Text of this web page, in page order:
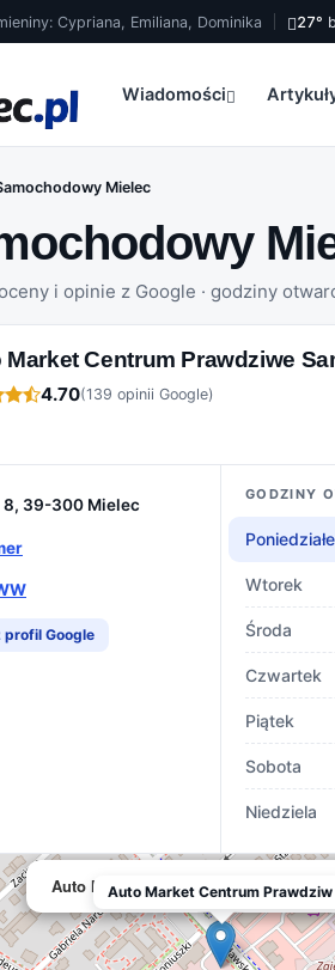
Cypriana, Emiliana, Dominika 27°
Wiadomości
Mielec
i opinie z Google · godziny
Market Centrum Prawdziwe
4.70(139 opinii Google)
8, 39-300 Mielec
profil Google
GODZINY
Wtorek
Środa
Czwartek
Piątek
Sobota
Niedziela
Auto Market Centrum Prawdziwe
Auto Market Centrum Prawdziw